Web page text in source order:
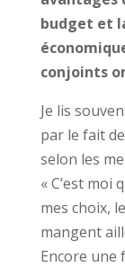
budget et
conjoints
Je lis
par le fait
selon les
« C’est moi
mes choix,
mangent
Encore une